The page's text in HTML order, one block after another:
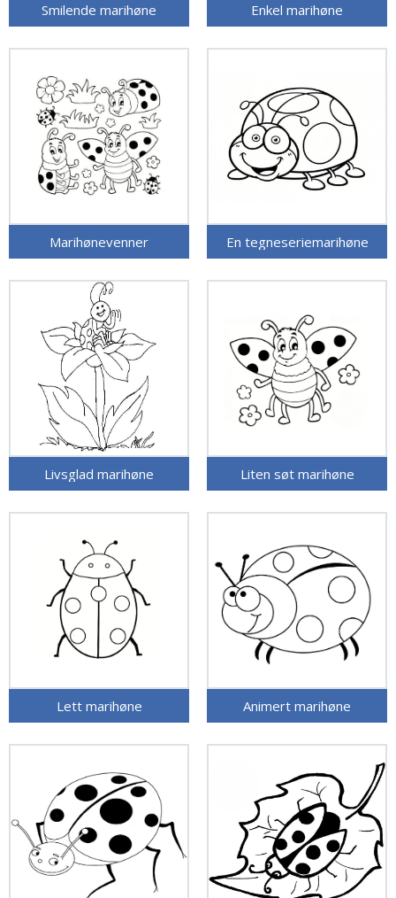
Smilende marihøne Enkel marihøne
Marihønevenner En tegneseriemarihøne
Livsglad marihøne Liten søt marihøne
Lett marihøne Animert marihøne